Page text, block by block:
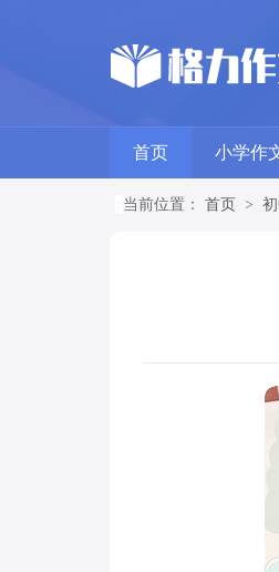
首页 小学作
当前位置： 首页 >